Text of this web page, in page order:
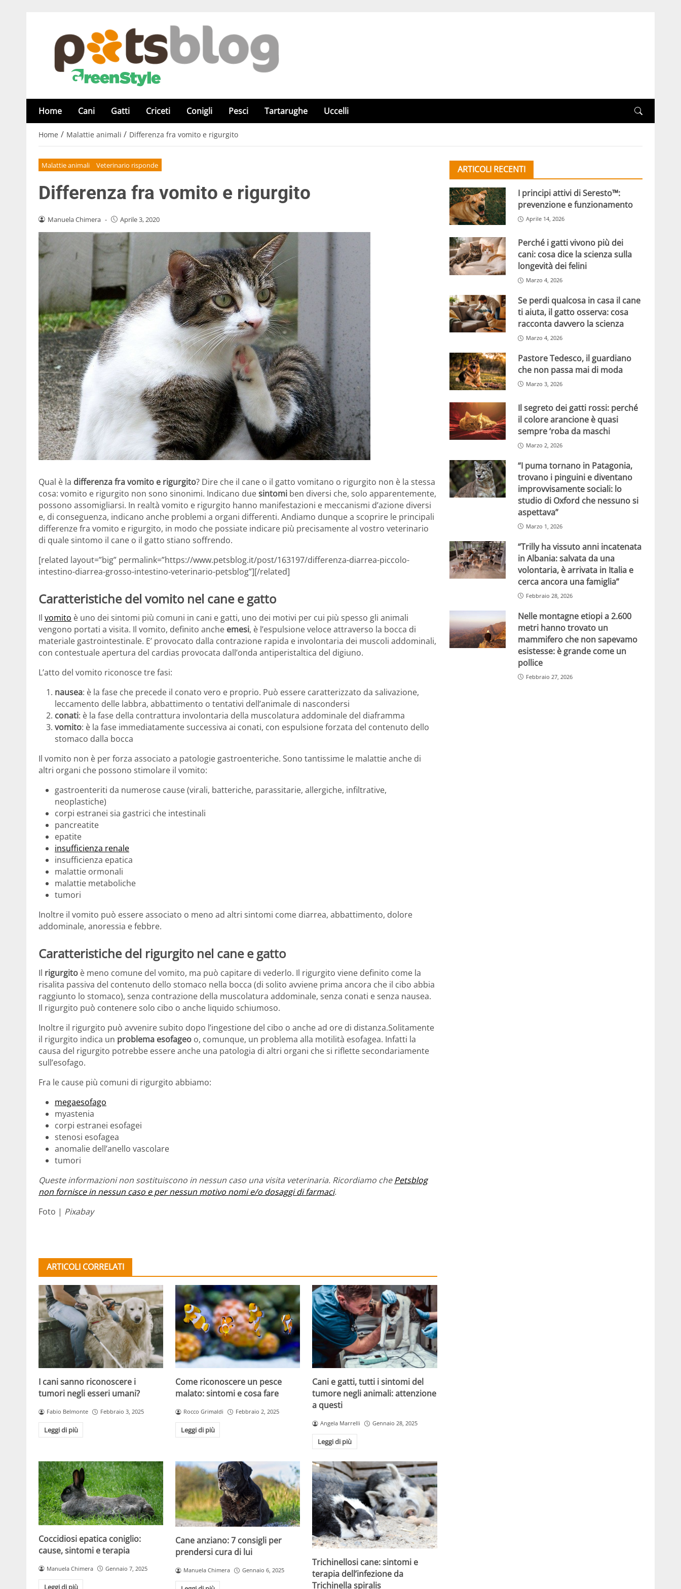
Home Cani Gatti Criceti Conigli Pesci Tartarughe Uccelli
Home / Malattie animali / Differenza fra vomito e rigurgito
Malattie animali Veterinario risponde
Differenza fra vomito e rigurgito
Manuela Chimera - Aprile 3, 2020
Qual è la differenza fra vomito e rigurgito? Dire che il cane o il gatto vomitano o rigurgito non è la stessa
cosa: vomito e rigurgito non sono sinonimi. Indicano duesintomi ben diversi che, solo apparentemente,
possono assomigliarsi. In realtà vomito e rigurgito hanno manifestazioni e meccanismi d’azione diversi
e, di conseguenza, indicano anche problemi a organi differenti. Andiamo dunque a scoprire le principali
differenze fra vomito e rigurgito, in modo che possiate indicare più precisamente al vostro veterinario
di quale sintomo il cane o il gatto stiano soffrendo.
[related layout=”big” permalink=”https://www.petsblog.it/post/163197/differenza-diarrea-piccolo-
intestino-diarrea-grosso-intestino-veterinario-petsblog”][/related]
Caratteristiche del vomito nel cane e gatto
Il vomito è uno dei sintomi più comuni in cani e gatti, uno dei motivi per cui più spesso gli animali
vengono portati a visita. Il vomito, definito anche emesi, è l’espulsione veloce attraverso la bocca di
materiale gastrointestinale. E’ provocato dalla contrazione rapida e involontaria dei muscoli addominali,
con contestuale apertura del cardias provocata dall’onda antiperistaltica del digiuno.
L’atto del vomito riconosce tre fasi:
nausea: è la fase che precede il conato vero e proprio. Può essere caratterizzato da salivazione,
leccamento delle labbra, abbattimento o tentativi dell’animale di nascondersi
conati: è la fase della contrattura involontaria della muscolatura addominale del diaframma
vomito: è la fase immediatamente successiva ai conati, con espulsione forzata del contenuto dello
stomaco dalla bocca
Il vomito non è per forza associato a patologie gastroenteriche. Sono tantissime le malattie anche di
altri organi che possono stimolare il vomito:
gastroenteriti da numerose cause (virali, batteriche, parassitarie, allergiche, infiltrative,
neoplastiche)
corpi estranei sia gastrici che intestinali
pancreatite
epatite
insufficienza renale
insufficienza epatica
malattie ormonali
malattie metaboliche
tumori
Inoltre il vomito può essere associato o meno ad altri sintomi come diarrea, abbattimento, dolore
addominale, anoressia e febbre.
Caratteristiche del rigurgito nel cane e gatto
Il rigurgito è meno comune del vomito, ma può capitare di vederlo. Il rigurgito viene definito come la
risalita passiva del contenuto dello stomaco nella bocca (di solito avviene prima ancora che il cibo abbia
raggiunto lo stomaco), senza contrazione della muscolatura addominale, senza conati e senza nausea.
Il rigurgito può contenere solo cibo o anche liquido schiumoso.
Inoltre il rigurgito può avvenire subito dopo l’ingestione del cibo o anche ad ore di distanza.Solitamente
il rigurgito indica un problema esofageo o, comunque, un problema alla motilità esofagea. Infatti la
causa del rigurgito potrebbe essere anche una patologia di altri organi che si riflette secondariamente
sull’esofago.
Fra le cause più comuni di rigurgito abbiamo:
megaesofago
myastenia
corpi estranei esofagei
stenosi esofagea
anomalie dell’anello vascolare
tumori
Queste informazioni non sostituiscono in nessun caso una visita veterinaria. Ricordiamo chePetsblog
non fornisce in nessun caso e per nessun motivo nomi e/o dosaggi di farmaci.
Foto | Pixabay
ARTICOLI CORRELATI
I cani sanno riconoscere i
tumori negli esseri umani?
Fabio Belmonte Febbraio 3, 2025
Leggi di più
Come riconoscere un pesce
malato: sintomi e cosa fare
Rocco Grimaldi Febbraio 2, 2025
Leggi di più
Cani e gatti, tutti i sintomi del
tumore negli animali: attenzione
a questi
Angela Marrelli Gennaio 28, 2025
Leggi di più
Coccidiosi epatica coniglio:
cause, sintomi e terapia
Manuela Chimera Gennaio 7, 2025
Leggi di più
Cane anziano: 7 consigli per
prendersi cura di lui
Manuela Chimera Gennaio 6, 2025
Trichinellosi cane: sintomi e
terapia dell’infezione da
Trichinella spiralis
ARTICOLI RECENTI
I principi attivi di Seresto™:
prevenzione e funzionamento
Aprile 14, 2026
Perché i gatti vivono più dei
cani: cosa dice la scienza sulla
longevità dei felini
Marzo 4, 2026
Se perdi qualcosa in casa il cane
ti aiuta, il gatto osserva: cosa
racconta davvero la scienza
Marzo 4, 2026
Pastore Tedesco, il guardiano
che non passa mai di moda
Marzo 3, 2026
Il segreto dei gatti rossi: perché
il colore arancione è quasi
sempre ‘roba da maschi
Marzo 2, 2026
“I puma tornano in Patagonia,
trovano i pinguini e diventano
improvvisamente sociali: lo
studio di Oxford che nessuno si
aspettava”
Marzo 1, 2026
“Trilly ha vissuto anni incatenata
in Albania: salvata da una
volontaria, è arrivata in Italia e
cerca ancora una famiglia”
Febbraio 28, 2026
Nelle montagne etiopi a 2.600
metri hanno trovato un
mammifero che non sapevamo
esistesse: è grande come un
pollice
Febbraio 27, 2026